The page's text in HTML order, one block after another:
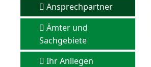
Ansprechpartner
Ämter und
Sachgebiete
Ihr Anliegen